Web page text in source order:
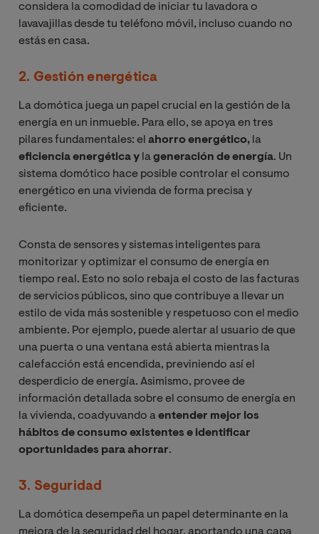
considera la comodidad de iniciar tu lavadora o
lavavajillas desde tu teléfono móvil, incluso cuando no
estás en casa.
2. Gestión energética
La domótica juega un papel crucial en la gestión de la
energía en un inmueble. Para ello, se apoya en tres
pilares fundamentales: el ahorro energético, la
eficiencia energética y lageneración de energía. Un
sistema domótico hace posible controlar el consumo
energético en una vivienda de forma precisa y
eficiente.
Consta de sensores y sistemas inteligentes para
monitorizar y optimizar el consumo de energía en
tiempo real. Esto no solo rebaja el costo de las facturas
de servicios públicos, sino que contribuye a llevar un
estilo de vida más sostenible y respetuoso con el medio
ambiente. Por ejemplo, puede alertar al usuario de que
una puerta o una ventana está abierta mientras la
calefacción está encendida, previniendo así el
desperdicio de energía. Asimismo, provee de
información detallada sobre el consumo de energía en
la vivienda, coadyuvando aentender mejor los
hábitos de consumo existentes e identificar
oportunidades para ahorrar.
3. Seguridad
La domótica desempeña un papel determinante en la